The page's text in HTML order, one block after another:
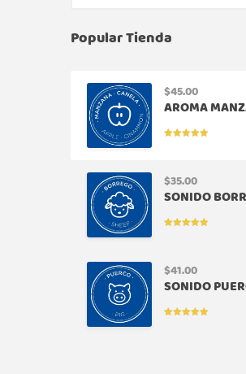
Popular Tienda
$45.00
AROMA
CANELA
$35.00
SONIDO
$41.00
SONIDO